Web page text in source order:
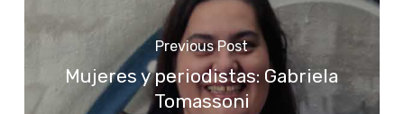
Previous Post
Mujeres y periodistas: Gabriela
Tomassoni